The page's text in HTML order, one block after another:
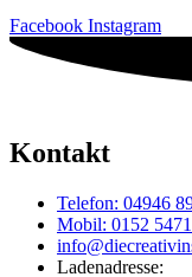
Facebook Instagram
Kontakt
Telefon: 04946
Mobil: 0152
Ladenadresse: